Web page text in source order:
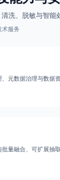
洗、脱敏与智能
术服务
元数据治理与数据资
量融合、可扩展抽取